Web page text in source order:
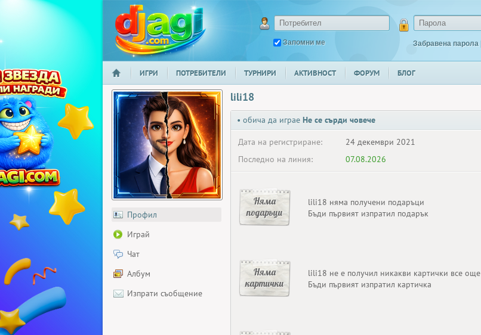
djagi.com
Запомни ме Забравена парола
НАЧАЛО
ИГРИ ПОТРЕБИТЕЛИ ТУРНИРИ АКТИВНОСТ ФОРУМ БЛОГ
Профил
Играй
Чат
Албум
Изпрати съобщение
lili18
• обича да играе Не се сърди човече
Дата на регистриране:
24 декември 2021
Последно на линия:
07.08.2026
Няма
подаръци
lili18 няма получени подаръци
Бъди първият изпратил подарък
Няма
картички
lili18 не е получил никакви картички все още
Бъди първият изпратил картичка